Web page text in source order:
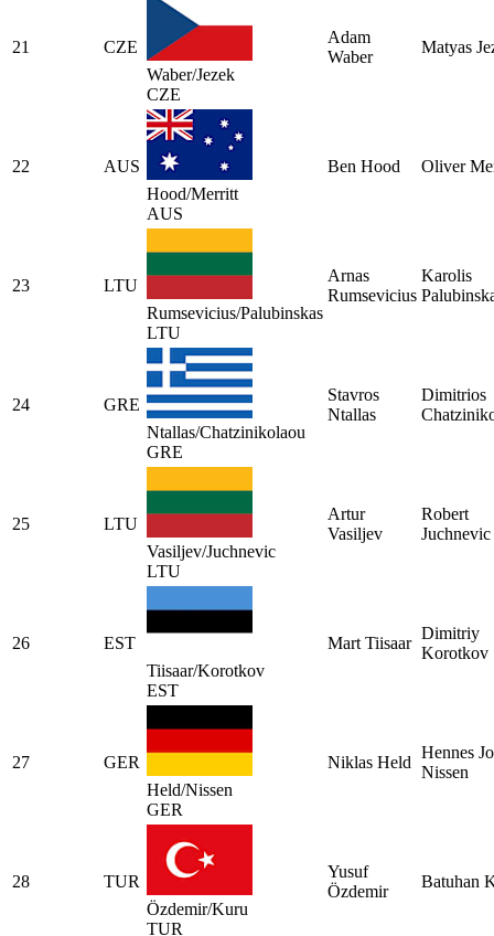
21
CZE
Waber/Jezek
CZE
Adam
Waber
Matyas
22
AUS
Hood/Merritt
AUS
Ben Hood Oliver
23
LTU
Rumsevicius/Palubinskas
LTU
Arnas
Rumsevicius
Karolis
24
GRE
Ntallas/Chatzinikolaou
GRE
Stavros
Ntallas
Dimitrios
25
LTU
Vasiljev/Juchnevic
LTU
Artur
Vasiljev
Robert
Juchnevic
26
EST
Tiisaar/Korotkov
EST
Mart Tiisaar
Dimitriy
Korotkov
27
GER
Held/Nissen
GER
Niklas Held
Hennes
Nissen
28
TUR
Özdemir/Kuru
TUR
Yusuf
Özdemir
Batuhan